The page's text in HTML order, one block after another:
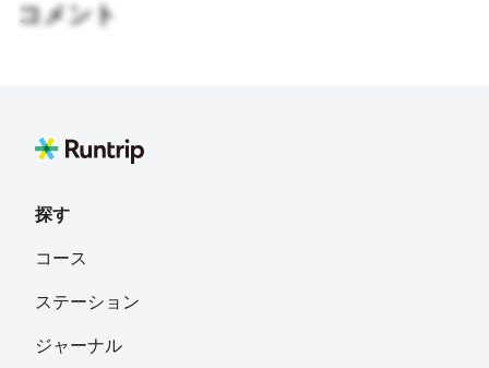
コメント
探す
コース
ステーション
ジャーナル